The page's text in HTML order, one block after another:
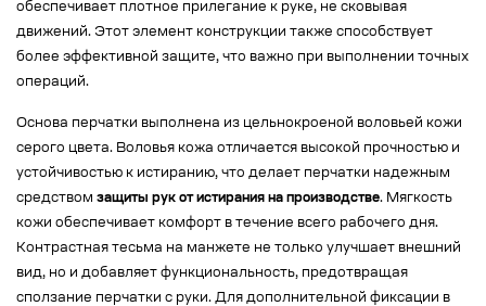
обеспечивает плотное прилегание к руке, не сковывая
движений. Этот элемент конструкции также способствует
более эффективной защите, что важно при выполнении точных
операций.
Основа перчатки выполнена из цельнокроеной воловьей кожи
серого цвета. Воловья кожа отличается высокой прочностью и
устойчивостью к истиранию, что делает перчатки надежным
средством защиты рук от истирания на производстве. Мягкость
кожи обеспечивает комфорт в течение всего рабочего дня.
Контрастная тесьма на манжете не только улучшает внешний
вид, но и добавляет функциональность, предотвращая
сползание перчатки с руки. Для дополнительной фиксации в